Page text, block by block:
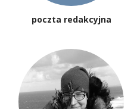
poczta redakcyjna